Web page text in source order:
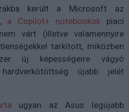
került a Microsoft az
a Copilot+ notebookok piaci
várt (illetve valamennyire
tarkított, miközben
új képességeire vágyó
újabb jelét
ugyan az Asus legújabb